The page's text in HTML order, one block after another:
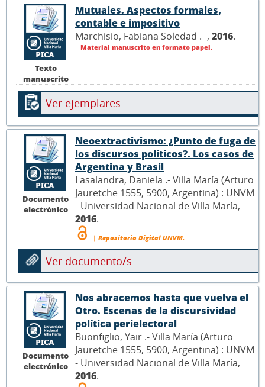
Texto
manuscrito
Mutuales. Aspectos formales,
contable e impositivo
Marchisio, Fabiana Soledad .- , 2016.
Material manuscrito en formato papel.
Ver ejemplares
Documento
electrónico
Neoextractivismo: ¿Punto de fuga de
los discursos políticos?. Los casos de
Argentina y Brasil
Lasalandra, Daniela .- Villa María (Arturo
Jauretche 1555, 5900, Argentina) : UNVM
- Universidad Nacional de Villa María,
2016.
| Repositorio Digital UNVM.
Ver documento/s
Documento
electrónico
Nos abracemos hasta que vuelva el
Otro. Escenas de la discursividad
política perielectoral
Buonfiglio, Yair .- Villa María (Arturo
Jauretche 1555, 5900, Argentina) : UNVM
- Universidad Nacional de Villa María,
2016.